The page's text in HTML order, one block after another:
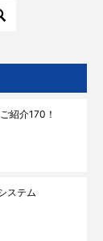
紹介170！
ステム